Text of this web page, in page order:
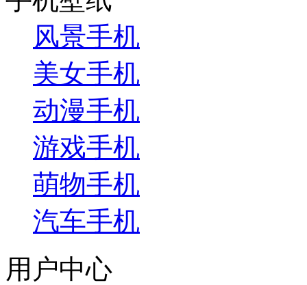
风景手机
美女手机
动漫手机
游戏手机
萌物手机
汽车手机
用户中心